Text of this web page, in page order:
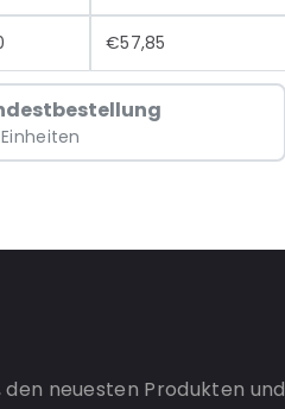
€57,85
neuesten Produkten und